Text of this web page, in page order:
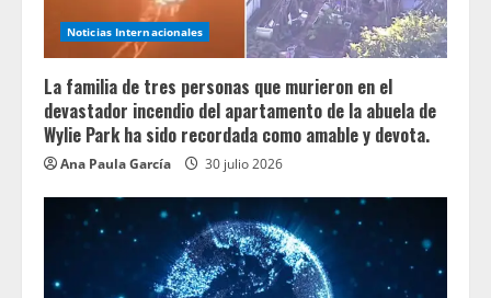
Noticias Internacionales
La familia de tres personas que murieron en el
devastador incendio del apartamento de la abuela de
Wylie Park ha sido recordada como amable y devota.
Ana Paula García 30 julio 2026